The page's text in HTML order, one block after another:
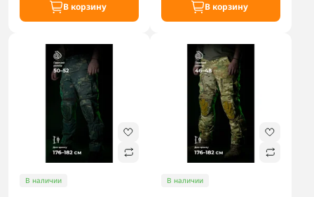
В корзину В корзину
В наличии В наличии